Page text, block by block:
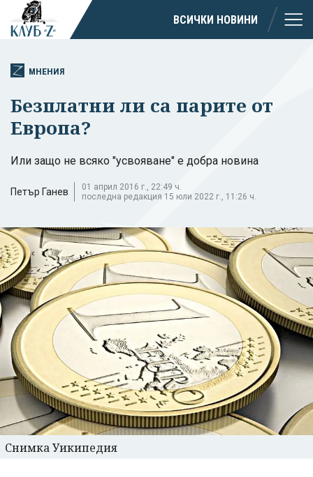
ВСИЧКИ НОВИНИ
МНЕНИЯ
Безплатни ли са парите от
Европа?
Или защо не всяко "усвояване" е добра новина
Петър Ганев
01 април 2016 г., 22:49 ч.
последна редакция 15 юли 2022 г., 11:26 ч.
Снимка Уикипедия